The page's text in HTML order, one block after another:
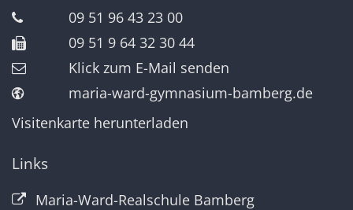
09 51 96 43 23 00
09 51 9 64 32 30 44
Klick zum E-Mail senden
maria-ward-gymnasium-bamberg.de
Visitenkarte herunterladen
Links
Maria-Ward-Realschule Bamberg